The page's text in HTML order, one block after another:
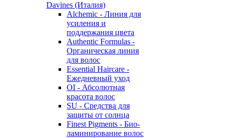
Davines (Италия)
Alchemic - Линия для
усиления и
поддержания цвета
Authentic Formulas -
Органическая линия
для волос
Essential Haircare -
Eжедневный уход
OI - Абсолютная
красота волос
SU - Средства для
защиты от солнца
Finest Pigments - Био-
ламинирование волос